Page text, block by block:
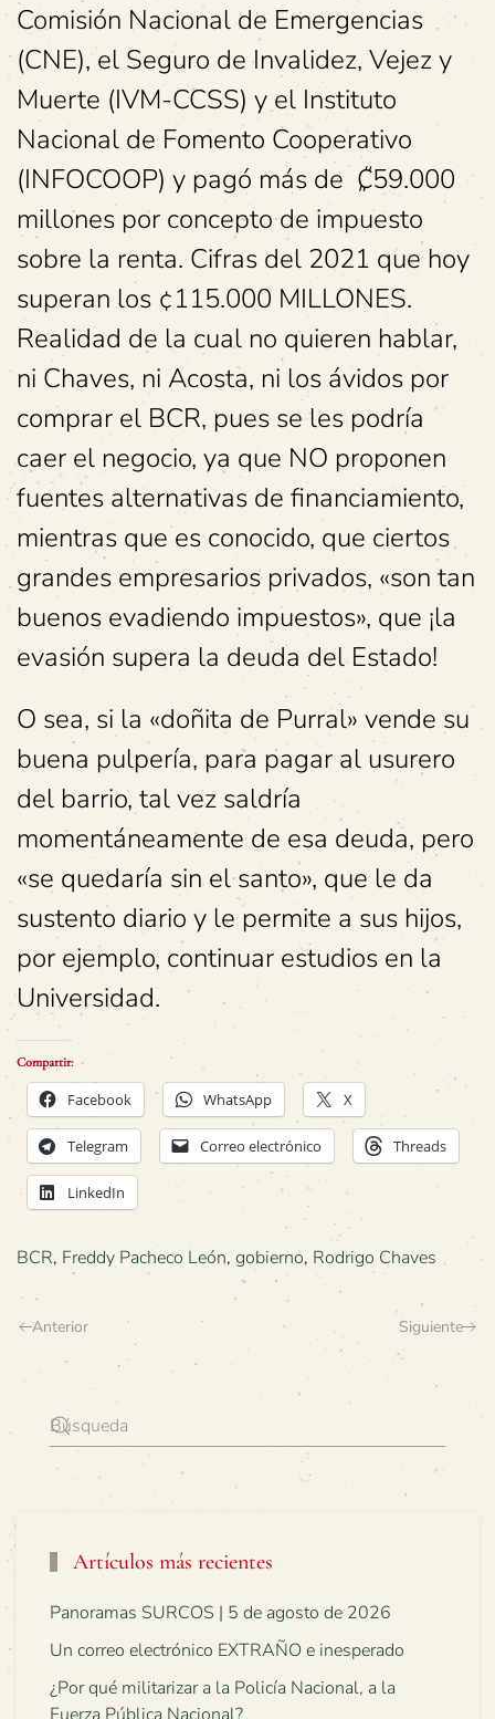
Comisión Nacional de Emergencias
(CNE), el Seguro de Invalidez, Vejez y
Muerte (IVM-CCSS) y el Instituto
Nacional de Fomento Cooperativo
(INFOCOOP) y pagó más de ₡59.000
millones por concepto de impuesto
sobre la renta. Cifras del 2021 que hoy
superan los ¢115.000 MILLONES.
Realidad de la cual no quieren hablar,
ni Chaves, ni Acosta, ni los ávidos por
comprar el BCR, pues se les podría
caer el negocio, ya que NO proponen
fuentes alternativas de financiamiento,
mientras que es conocido, que ciertos
grandes empresarios privados, «son tan
buenos evadiendo impuestos», que ¡la
evasión supera la deuda del Estado!
O sea, si la «doñita de Purral» vende su
buena pulpería, para pagar al usurero
del barrio, tal vez saldría
momentáneamente de esa deuda, pero
«se quedaría sin el santo», que le da
sustento diario y le permite a sus hijos,
por ejemplo, continuar estudios en la
Universidad.
Compartir:
Facebook WhatsApp X
Telegram Correo electrónico Threads
LinkedIn
BCR, Freddy Pacheco León, gobierno, Rodrigo Chaves
Anterior Siguiente
Artículos más recientes
Panoramas SURCOS | 5 de agosto de 2026
Un correo electrónico EXTRAÑO e inesperado
¿Por qué militarizar a la Policía Nacional, a la